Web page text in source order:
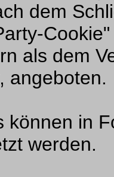
dem
als dem
angeboten.
können in
werden.